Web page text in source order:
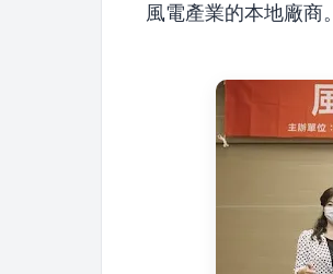
風電產業的本地廠商。